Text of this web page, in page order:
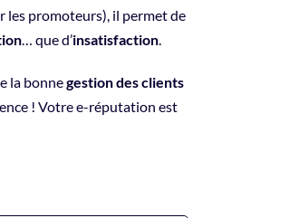
les promoteurs), il permet de
… que d’insatisfaction.
la bonnegestion des clients
! Votre e-réputation est